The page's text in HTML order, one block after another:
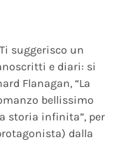
suggerisco un
e diari: si
Flanagan, “La
bellissimo
storia infinita”, per
dalla